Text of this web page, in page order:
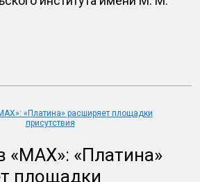
«MAX»: «Платина»
площадки